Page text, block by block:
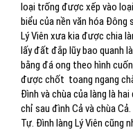
loại trống được xếp vào
biểu của nền văn hóa Đông
Lý Viên xưa kia được chia
lấy đất đắp lũy bao quanh
bằng đá ong theo hình
được chốt toang ngang
Đình và chùa của làng là
chỉ sau đình Cả và chùa
Tự. Đình làng Lý Viên cũng